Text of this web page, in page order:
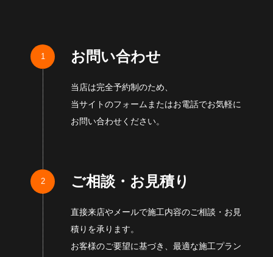
お問い合わせ
当店は完全予約制のため、
当サイトのフォームまたはお電話でお気軽に
お問い合わせください。
ご相談・お見積り
直接来店やメールで施工内容のご相談・お見
積りを承ります。
お客様のご要望に基づき、最適な施工プラン